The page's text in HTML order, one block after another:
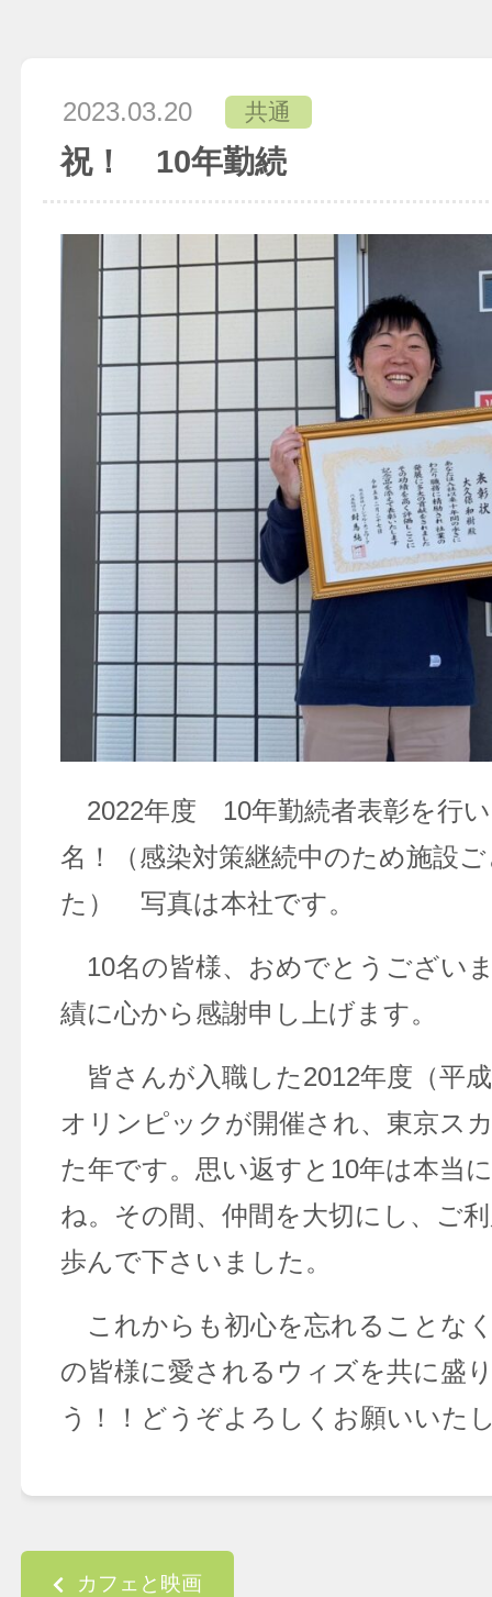
2023.03.20 共通
祝！ 10年勤続
2022年度 10年勤続者表彰を行
名！（感染対策継続中のため施設
た） 写真は本社です。
10名の皆様、おめでとうござい
績に心から感謝申し上げます。
皆さんが入職した2012年度（平
オリンピックが開催され、東京ス
た年です。思い返すと10年は本当
ね。その間、仲間を大切にし、ご
歩んで下さいました。
これからも初心を忘れることな
の皆様に愛されるウィズを共に盛
う！！どうぞよろしくお願いいた
Post navigation
カフェと映画